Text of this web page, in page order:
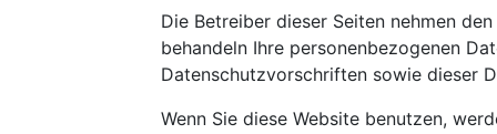
Die Betreiber dieser Seiten nehmen
behandeln Ihre personenbezogenen
Datenschutzvorschriften sowie dieser
Wenn Sie diese Website benutzen,